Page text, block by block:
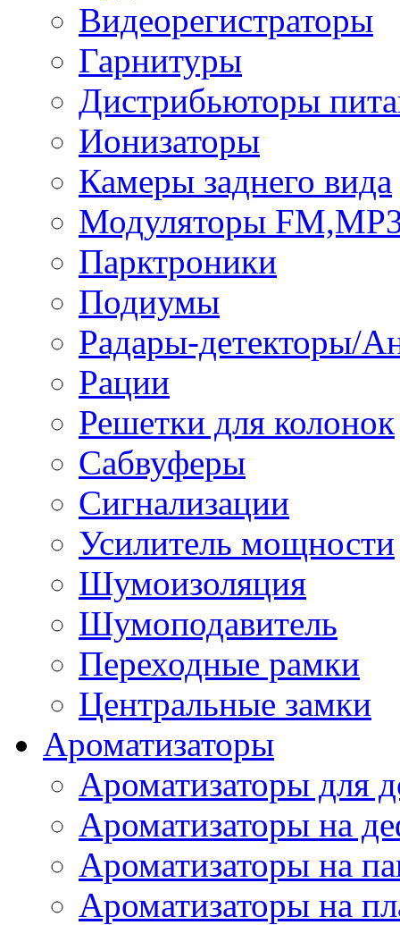
Видеорегистраторы
Гарнитуры
Дистрибьюторы
Ионизаторы
Камеры заднего вида
Модуляторы
Парктроники
Подиумы
Радары-детекторы/
Рации
Решетки для колонок
Сабвуферы
Сигнализации
Усилитель мощности
Шумоизоляция
Шумоподавитель
Переходные рамки
Центральные замки
Ароматизаторы
Ароматизаторы для
Ароматизаторы на
Ароматизаторы на
Ароматизаторы на